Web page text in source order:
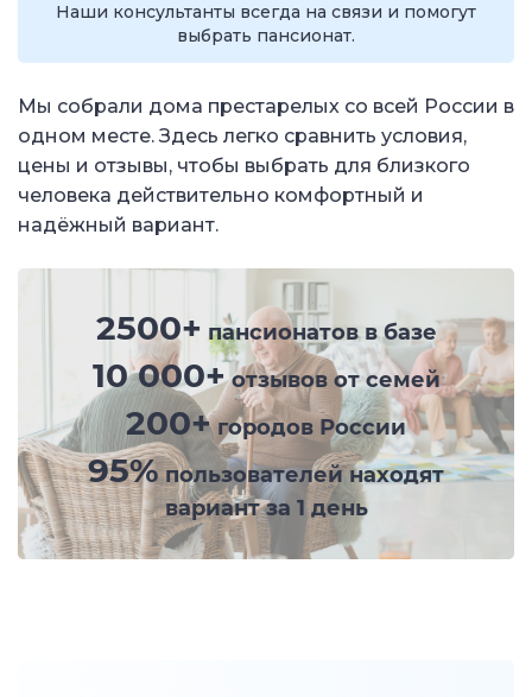
Наши консультанты всегда на связи и помогут
выбрать пансионат.
Мы собрали дома престарелых со всей России в
одном месте. Здесь легко сравнить условия,
цены и отзывы, чтобы выбрать для близкого
человека действительно комфортный и
надёжный вариант.
2500+ пансионатов в базе
10 000+отзывов от семей
200+городов России
95%пользователей находят
вариант за 1 день